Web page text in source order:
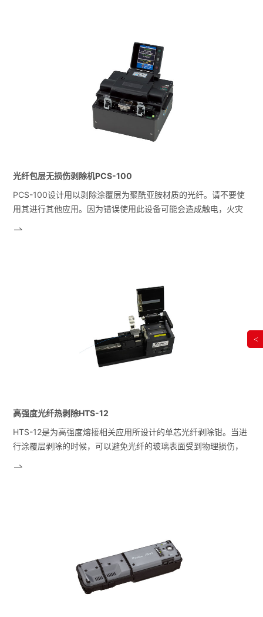
光纤包层无损伤剥除机PCS-100
PCS-100设计用以剥除涂覆层为聚酰亚胺材质的光纤。请不要使
用其进行其他应用。因为错误使用此设备可能会造成触电，火灾
高强度光纤热剥除HTS-12
HTS-12是为高强度熔接相关应用所设计的单芯光纤剥除钳。当进
行涂覆层剥除的时候，可以避免光纤的玻璃表面受到物理损伤，
<